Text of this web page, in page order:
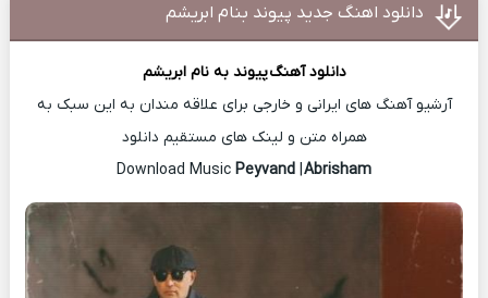
دانلود اهنگ جدید پیوند بنام ابریشم
دانلود آهنگپیوند به نام ابریشم
آرشیو آهنگ های ایرانی و خارجی برای علاقه مندان به این سبک به
همراه متن و لینک های مستقیم دانلود
Download Music
Peyvand|Abrisham